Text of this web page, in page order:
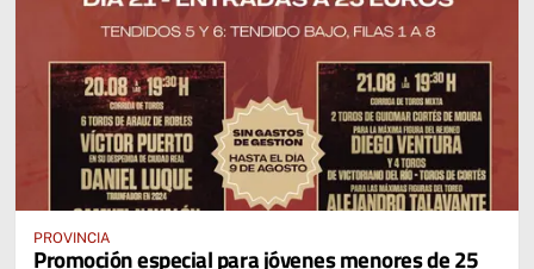
PROVINCIA
Promoción especial para jóvenes menores de 25